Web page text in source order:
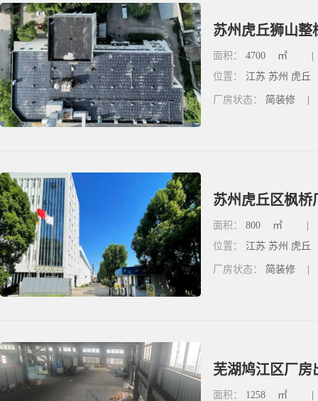
苏州虎丘狮山整
面积： 4700 ㎡
位置： 江苏 苏州 虎丘
厂房状态： 简装修
苏州虎丘区枫桥
面积： 800 ㎡
位置： 江苏 苏州 虎丘
厂房状态： 简装修
面积： 1258 ㎡